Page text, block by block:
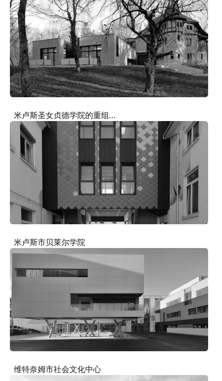
米卢斯圣女贞德学院的重组方案
米卢斯市贝莱尔学院
维特奈姆市社会文化中心